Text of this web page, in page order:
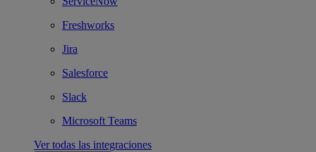
Freshworks
Jira
Salesforce
Slack
Microsoft Teams
Ver todas las integraciones